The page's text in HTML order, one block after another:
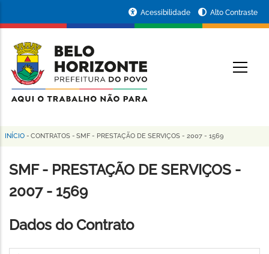
conteúdo
principal
da
Prefeitura
de
Horizonte
Acessibilidade Alto Contraste
Trilha
de
navegação
INÍCIO - CONTRATOS - SMF - PRESTAÇÃO DE SERVIÇOS - 2007 - 1569
SMF - PRESTAÇÃO DE SERVIÇOS -
2007 - 1569
Dados do Contrato